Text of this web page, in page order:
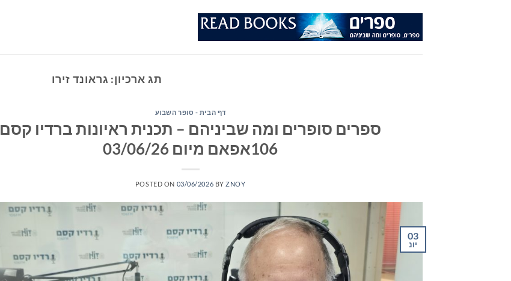
תג ארכיון: גראונד זירו
דף הבית - סופר השבוע
ספרים סופרים ומה שביניהם – תכנית ראיונות ברדיו קסם
106אפאם מיום 03/06/26
POSTED ON 03/06/2026 BYZNOY
03
יונ